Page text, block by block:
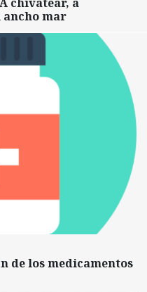
ancho mar
de los medicamentos